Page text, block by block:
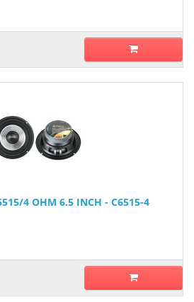
4 OHM 6.5 INCH - C6515-4